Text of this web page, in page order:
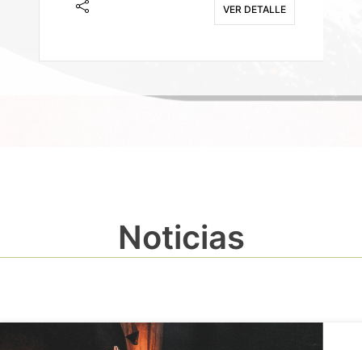
VER DETALLE
Noticias